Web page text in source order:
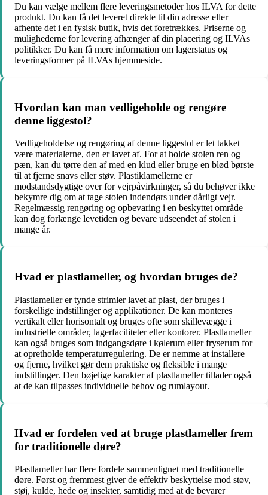
Du kan vælge mellem flere leveringsmetoder hos ILVA for dette
produkt. Du kan få det leveret direkte til din adresse eller
afhente det i en fysisk butik, hvis det foretrækkes. Priserne og
mulighederne for levering afhænger af din placering og ILVAs
politikker. Du kan få mere information om lagerstatus og
leveringsformer på ILVAs hjemmeside.
Hvordan kan man vedligeholde og rengøre
denne liggestol?
Vedligeholdelse og rengøring af denne liggestol er let takket
være materialerne, den er lavet af. For at holde stolen ren og
pæn, kan du tørre den af med en klud eller bruge en blød børste
til at fjerne snavs eller støv. Plastiklamellerne er
modstandsdygtige over for vejrpåvirkninger, så du behøver ikke
bekymre dig om at tage stolen indendørs under dårligt vejr.
Regelmæssig rengøring og opbevaring i en beskyttet område
kan dog forlænge levetiden og bevare udseendet af stolen i
mange år.
Hvad er plastlameller, og hvordan bruges de?
Plastlameller er tynde strimler lavet af plast, der bruges i
forskellige indstillinger og applikationer. De kan monteres
vertikalt eller horisontalt og bruges ofte som skillevægge i
industrielle områder, lagerfaciliteter eller kontorer. Plastlameller
kan også bruges som indgangsdøre i kølerum eller fryserum for
at opretholde temperaturregulering. De er nemme at installere
og fjerne, hvilket gør dem praktiske og fleksible i mange
indstillinger. Den bøjelige karakter af plastlameller tillader også
at de kan tilpasses individuelle behov og rumlayout.
Hvad er fordelen ved at bruge plastlameller frem
for traditionelle døre?
Plastlameller har flere fordele sammenlignet med traditionelle
døre. Først og fremmest giver de effektiv beskyttelse mod støv,
støj, kulde, hede og insekter, samtidig med at de bevarer